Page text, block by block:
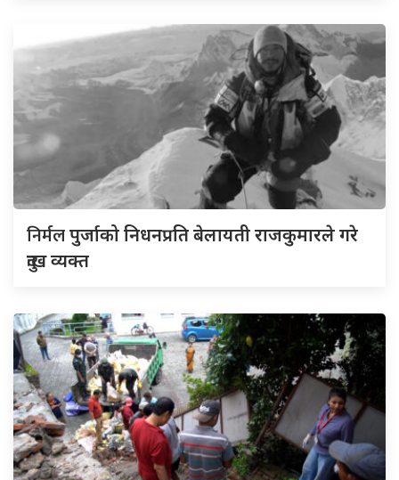
निर्मलपुर्जाको निधनप्रति बेलायती राजकुमारले गरे
दुःख व्यक्त